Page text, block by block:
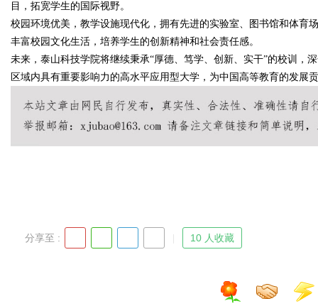
!
目，拓宽学生的国际视野。
校园环境优美，教学设施现代化，拥有先进的实验室、图书馆和体育
丰富校园文化生活，培养学生的创新精神和社会责任感。
未来，泰山科技学院将继续秉承“厚德、笃学、创新、实干”的校训，
区域内具有重要影响力的高水平应用型大学，为中国高等教育的发展
分享至 : 10 人收藏